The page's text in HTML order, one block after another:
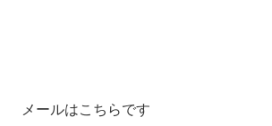
メールはこちらです